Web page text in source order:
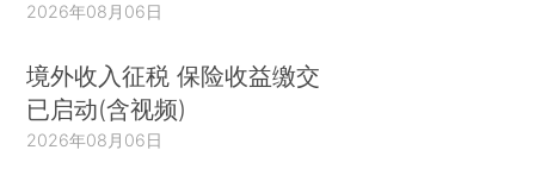
2026年08月06日
境外收入征税 保险收益缴交
已启动(含视频)
2026年08月06日